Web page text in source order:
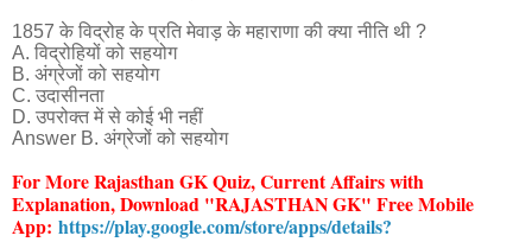
1857 के विद्रोह के प्रति मेवाड़ के महाराणा की क्या नीति थी ?
A. विद्रोहियों को सहयोग
B. अंग्रेजों को सहयोग
C. उदासीनता
D. उपरोक्त में से कोई भी नहीं
Answer B. अंग्रेजों को सहयोग
For More Rajasthan GK Quiz, Current Affairs with
Explanation, Download "RAJASTHAN GK" Free Mobile
App: https://play.google.com/store/apps/details?